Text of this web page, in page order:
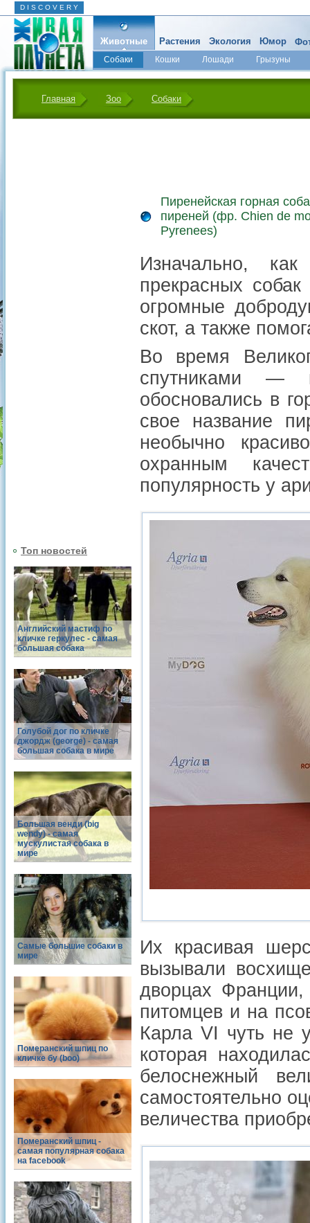
D I S C O V E R Y
Животные
Собаки Кошки Лошади
Грызуны
Микромир
Растения Экология Юмор
Главная Зоо Собаки
Топ новостей
Английский мастиф по
кличке геркулес - самая
большая собака
Голубой дог по кличке
джордж (george) - самая
большая собака в мире
Большая венди (big
wendy) - самая
мускулистая собака в
мире
Самые большие собаки в
мире
Померанский шпиц по
кличке бу (boo)
Померанский шпиц -
cамая популярная собака
на facebook
Пиренейская горная
пиреней (фр. Chien de
Pyrenees)
Изначально,
прекрасных
огромные
скот, а также
Во время
спутниками —
обосновались в
свое название
необычно
охранным
популярность у
Их красивая
вызывали
дворцах Франции,
питомцев и на
Карла VI чуть не
которая
белоснежный
самостоятельно
величества